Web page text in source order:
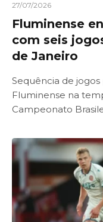
27/07/2026
Fluminense
com seis
de Janeiro
Sequência de
Fluminense na
Campeonato